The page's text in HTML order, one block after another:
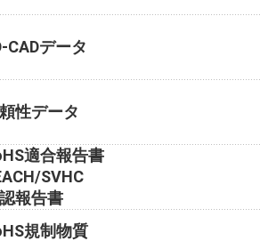
CADデータ
性データ
適合報告書
SVHC
報告書
規制物質